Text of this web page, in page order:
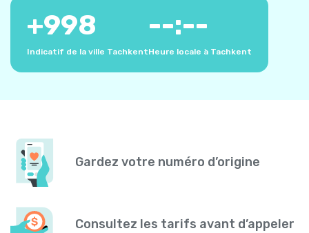
+998
Indicatif de la ville Tachkent
--:--
Heure locale à Tachkent
Gardez votre numéro d’origine
Consultez les tarifs avant d’appeler